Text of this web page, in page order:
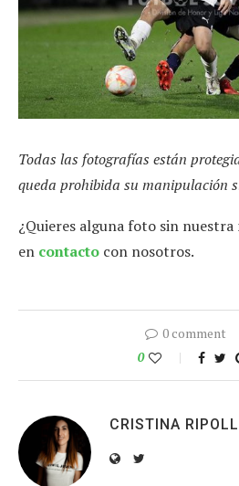
Todas las fotografías están
queda prohibida su manipulación
¿Quieres alguna foto sin nuestra
en contacto con nosotros.
0 comment
0
CRISTINA RIPOLL